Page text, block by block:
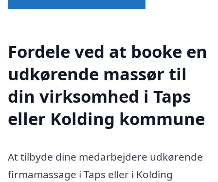
Fordele ved at booke en
udkørende massør til
din virksomhed i Taps
eller Kolding kommune
At tilbyde dine medarbejdere udkørende
firmamassage i Taps eller i Kolding